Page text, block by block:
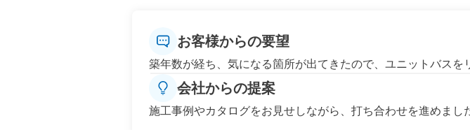
お客様からの要望
築年数が経ち、気になる箇所が出てきたので、ユニットバスを
会社からの提案
施工事例やカタログをお見せしながら、打ち合わせを進めまし